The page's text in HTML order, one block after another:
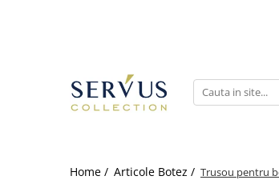
Home / Articole Botez / Trusou pentru